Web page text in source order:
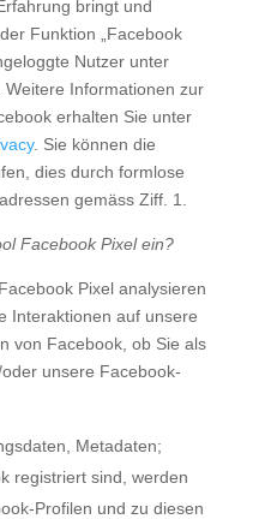
bringt und
Funktion „Facebook
Nutzer unter
Weitere Informationen zur
erhalten Sie unter
. Sie können die
dies durch formlose
gemäss Ziff. 1.
Facebook Pixel ein?
Pixel analysieren
Interaktionen auf unsere
von Facebook, ob Sie als
unsere Facebook-
Metadaten;
registriert sind, werden
Profilen und zu diesen